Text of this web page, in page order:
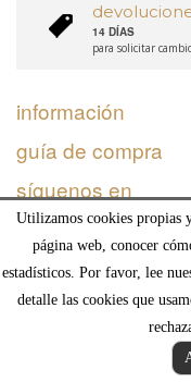
Utilizamos cookies propias
página web, conocer
estadísticos. Por favor, lee
detalle las cookies que
14 DÍAS
para solicitar
información
guía de compra
síguenos en
© Deco and Living Interiorismo